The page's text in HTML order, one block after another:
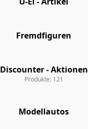
Fremdfiguren
Fremdfiguren
Discounter - Aktionen
Discounter - Aktionen
Produkte: 121
Modellautos
Modellautos